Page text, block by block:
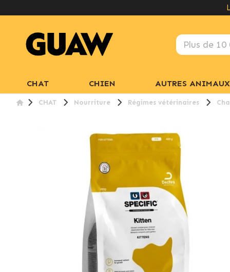
CHAT CHIEN AUTRES ANIMAUX
CHAT Nourriture Régimes vétérinaires